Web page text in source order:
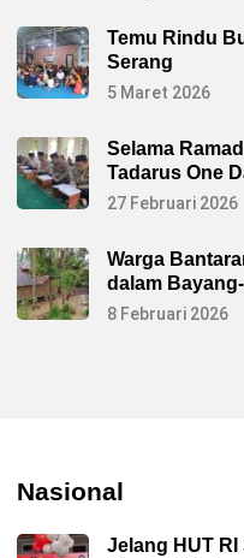
Temu Rindu
Serang
5 Maret 2026
Selama
Tadarus One
27 Februari 2026
Warga
dalam
8 Februari 2026
Nasional
Jelang HUT